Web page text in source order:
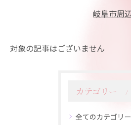
岐阜市周
対象の記事はございません
カテゴリー
全てのカテゴリー